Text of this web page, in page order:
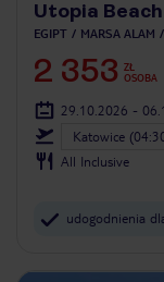
Utopia
EGIPT MARSA ALAM
2 353 ZŁ
OSOBA
29.10.2026 -
Katowice
All Inclusive
udogodnienia